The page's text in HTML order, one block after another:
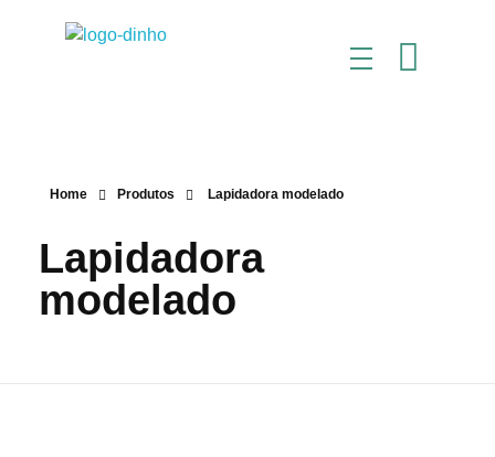
Home Produtos Lapidadora modelado
Lapidadora
modelado